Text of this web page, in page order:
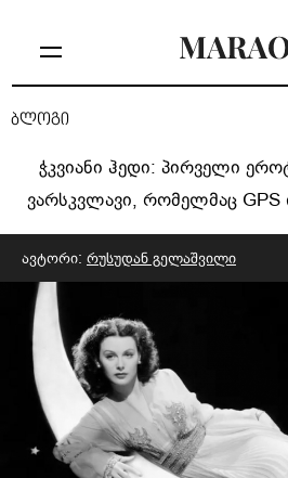
ბლოგი
ჭკვიანი ჰედი: პირველი
ვარსკვლავი, რომელმაც GPS
ავტორი: რუსუდან გელაშვილი